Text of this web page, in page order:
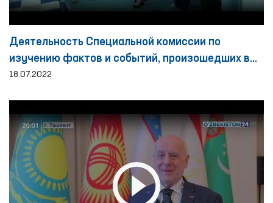
Деятельность Специальной комиссии по
изучению фактов и событий, произошедших в
Каракалпакстане
18.07.2022